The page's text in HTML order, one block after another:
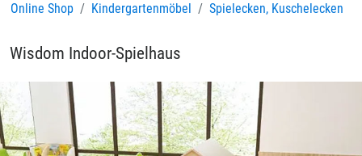
Online Shop Kindergartenmöbel Spielecken, Kuschelecken
Wisdom Indoor-Spielhaus